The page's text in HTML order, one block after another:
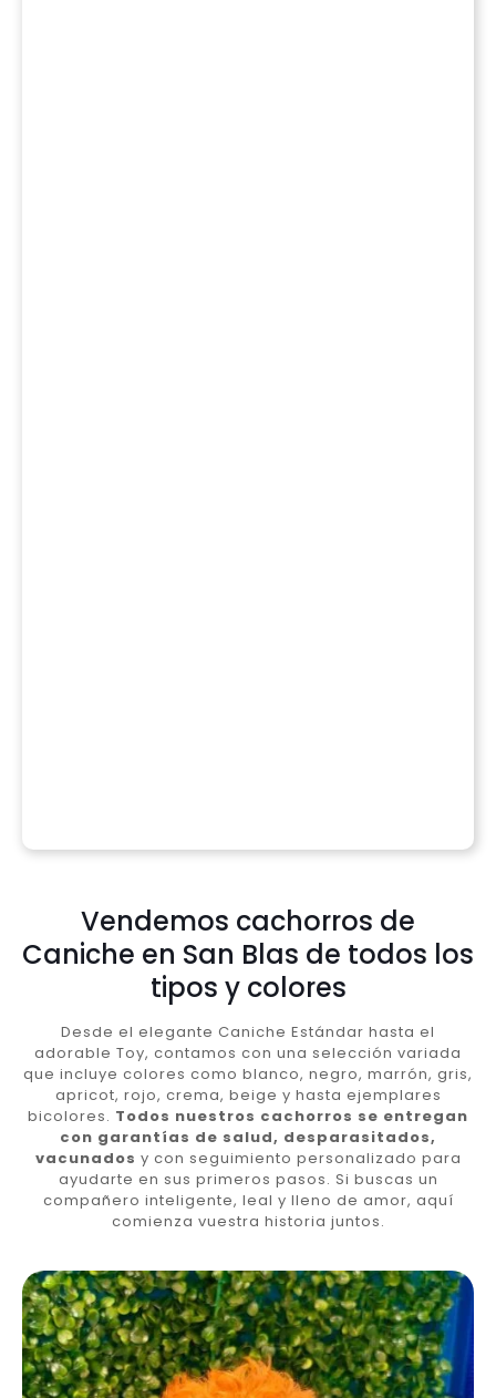
Vendemos cachorros de
Caniche en San Blas de todos los
tipos y colores
Desde el elegante Caniche Estándar hasta el
adorable Toy, contamos con una selección variada
que incluye colores como blanco, negro, marrón, gris,
apricot, rojo, crema, beige y hasta ejemplares
bicolores. Todos nuestros cachorros se entregan
con garantías de salud, desparasitados,
vacunados y con seguimiento personalizado para
ayudarte en sus primeros pasos. Si buscas un
compañero inteligente, leal y lleno de amor, aquí
comienza vuestra historia juntos.